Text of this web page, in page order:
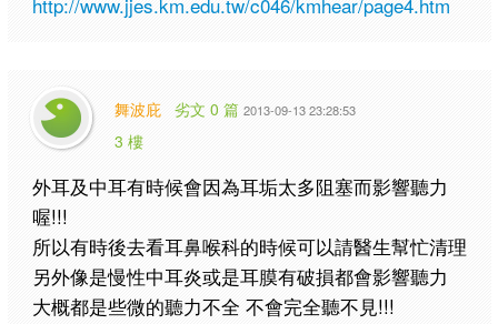
舞波庇 劣文 0 篇 2013-09-13 23:28:53
3 樓
外耳及中耳有時候會因為耳垢太多阻塞而影響聽力
喔!!!
所以有時後去看耳鼻喉科的時候可以請醫生幫忙清理
另外像是慢性中耳炎或是耳膜有破損都會影響聽力
大概都是些微的聽力不全 不會完全聽不見!!!